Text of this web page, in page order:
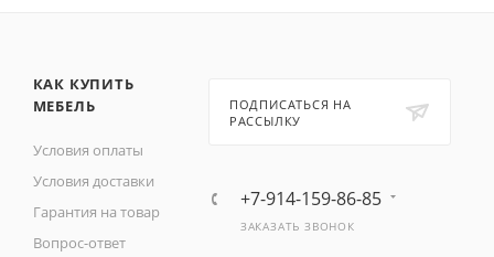
КАК КУПИТЬ
МЕБЕЛЬ
Условия оплаты
Условия доставки
Гарантия на товар
Вопрос-ответ
ПОДПИСАТЬСЯ НА
РАССЫЛКУ
+7-914-159-86-85
ЗАКАЗАТЬ ЗВОНОК